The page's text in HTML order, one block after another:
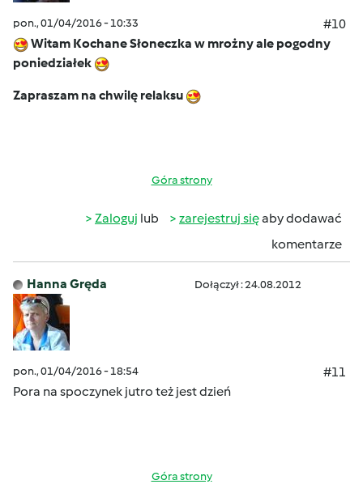
pon., 01/04/2016 - 10:33
#10
Witam Kochane Słoneczka w mrożny ale pogodny
poniedziałek
Zapraszam na chwilę relaksu
Góra strony
Zaloguj lub zarejestruj sięaby dodawać
komentarze
Hanna Gręda Dołączył : 24.08.2012
pon., 01/04/2016 - 18:54
#11
Pora na spoczynek jutro też jest dzień
Góra strony